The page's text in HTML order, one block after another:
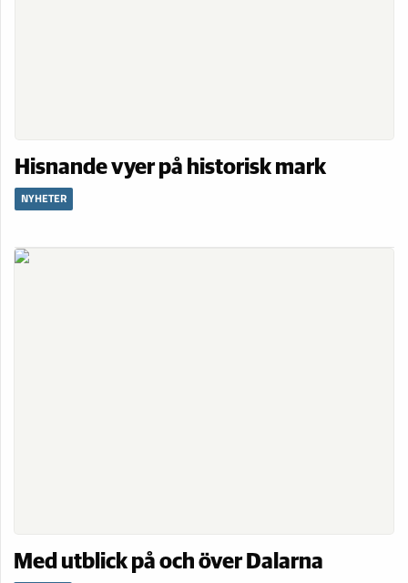
Hisnande vyer på historisk mark
NYHETER
Med utblick på och över Dalarna